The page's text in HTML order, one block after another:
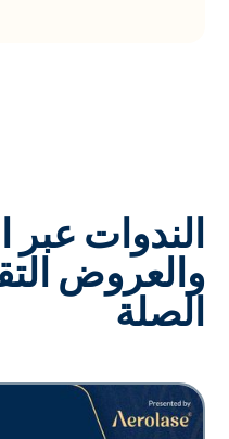
الندوات عبر
والعروض
الصلة